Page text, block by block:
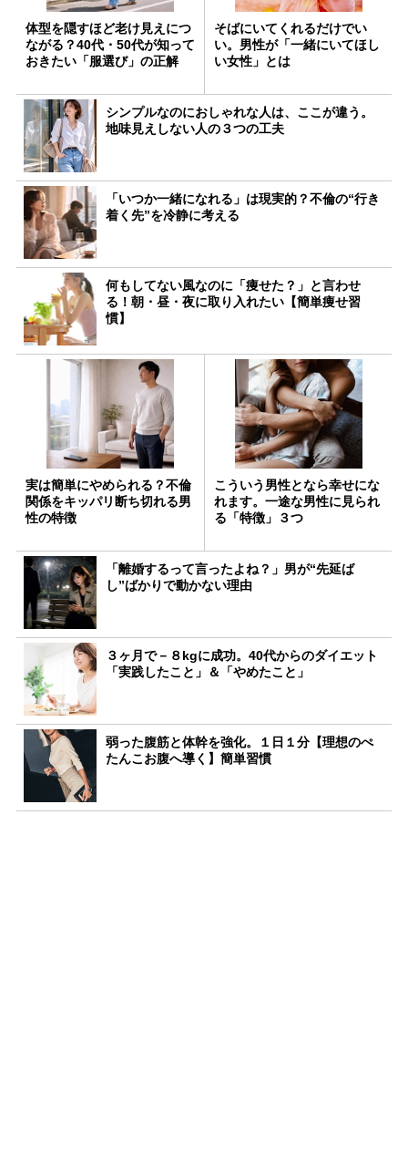
体型を隠すほど老け見えにつ
ながる？40代・50代が知って
おきたい「服選び」の正解
そばにいてくれるだけでい
い。男性が「一緒にいてほし
い女性」とは
シンプルなのにおしゃれな人は、ここが違う。
地味見えしない人の３つの工夫
「いつか一緒になれる」は現実的？不倫の“行き
着く先”を冷静に考える
何もしてない風なのに「痩せた？」と言わせ
る！朝・昼・夜に取り入れたい【簡単痩せ習
慣】
実は簡単にやめられる？不倫
関係をキッパリ断ち切れる男
性の特徴
こういう男性となら幸せにな
れます。一途な男性に見られ
る「特徴」３つ
「離婚するって言ったよね？」男が“先延ば
し”ばかりで動かない理由
３ヶ月で－８kgに成功。40代からのダイエット
「実践したこと」＆「やめたこと」
弱った腹筋と体幹を強化。１日１分【理想のぺ
たんこお腹へ導く】簡単習慣